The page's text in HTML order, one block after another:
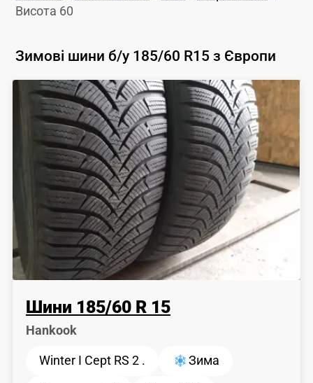
Висота 60
Зимові шини б/у 185/60 R15 з Європи
Шини 185/60 R 15
Hankook
Winter I Cept RS 2 . Зима